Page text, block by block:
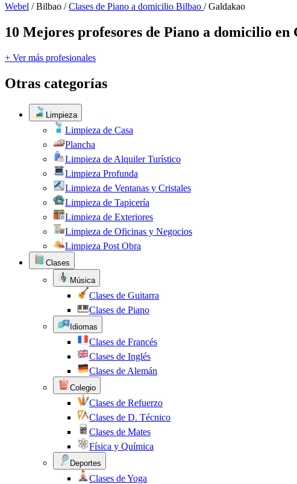
Webel / Bilbao / Clases de Piano a domicilio Bilbao / Galdakao
10 Mejores profesores de Piano a domicilio en
+ Ver más profesionales
Otras categorías
Limpieza
Limpieza de Casa
Plancha
Limpieza de Alquiler Turístico
Limpieza Profunda
Limpieza de Ventanas y Cristales
Limpieza de Tapicería
Limpieza de Exteriores
Limpieza de Oficinas y Negocios
Limpieza Post Obra
Clases
Música
Clases de Guitarra
Clases de Piano
Idiomas
Clases de Francés
Clases de Inglés
Clases de Alemán
Colegio
Clases de Refuerzo
Clases de D. Técnico
Clases de Mates
Física y Química
Deportes
Clases de Yoga